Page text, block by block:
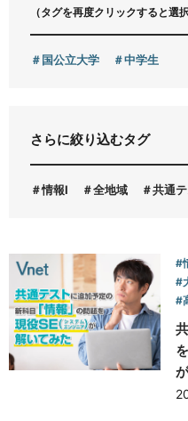
運営会社
お問い合わせ
（タグを再度クリックすると選
国公立大学 中学生
さらに絞り込むタグ
情報Ⅰ 全地域 共通
#
#
#